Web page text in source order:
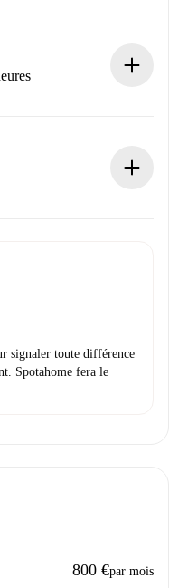
que le propriétaire
vous proposerons
signalé.
signaler toute différence
Spotahome fera le
800 €par mois